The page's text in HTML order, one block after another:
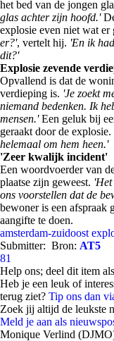
het bed van de jongen
glas achter zijn hoofd.'
explosie even niet wat er
er?', vertelt hij. 'En ik
dit?'
Explosie zevende
Opvallend is dat de
verdieping is. 'Je zoekt
niemand bedenken. Ik
mensen.'Een geluk bij
geraakt door de explosie.
helemaal om hem heen.'
'Zeer kwalijk incident'
Een woordvoerder van
plaatse zijn geweest.
ons voorstellen dat de
bewoner is een afspraak
aangifte te doen.
amsterdam-zuidoost
Submitter: Bron: AT5
81
Help ons; deel dit item
Heb je een leuk of
terug ziet? Tip ons dan
Zoek jij altijd de leukste
Meld je aan als
Monique Verlind